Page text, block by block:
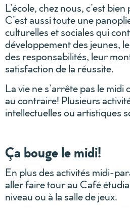
L’école, chez nous, c’est
C’est aussi toute une
culturelles et sociales qui
développement des jeunes,
des responsabilités, leur
satisfaction de la réussite.
La vie ne s’arrête pas le midi
au contraire! Plusieurs
intellectuelles ou artistiques
Ça bouge le midi!
En plus des activités midi-
aller faire tour au Café
niveau ou à la salle de jeux.